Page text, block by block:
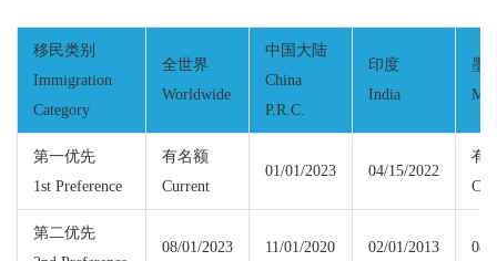
移民类别
Immigration
Category
全世界
Worldwide
中国大陆
China
P.R.C.
印度
India
墨
第一优先
1st Preference
有名额
Current
01/01/2023 04/15/2022
有
第二优先
08/01/2023 11/01/2020 02/01/2013 08/